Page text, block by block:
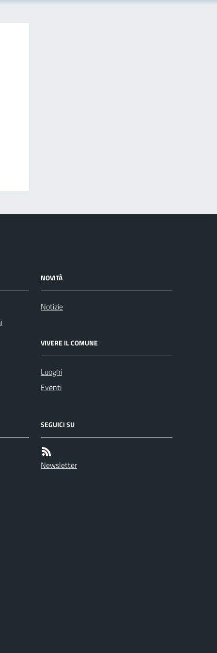
NOVITÀ
Notizie
VIVERE IL COMUNE
Luoghi
Eventi
SEGUICI SU
Newsletter